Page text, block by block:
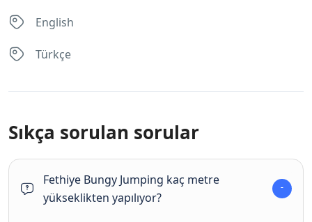
English
Türkçe
Sıkça sorulan sorular
Fethiye Bungy Jumping kaç metre
yükseklikten yapılıyor?